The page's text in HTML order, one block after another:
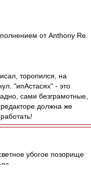
от Anthony Re.
торопился, на
"ипАстасях" - это
сами безграмотные,
должна же
убогое позорище